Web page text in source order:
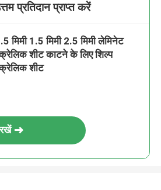
प्रतिदान प्राप्त करें
मिमी 1.5 मिमी 2.5 मिमी लेमिनेट
शीट काटने के लिए शिल्प
शीट